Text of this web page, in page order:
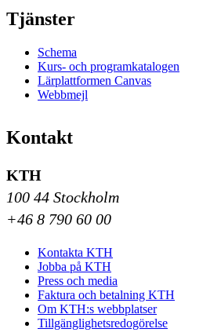
Tjänster
Schema
Kurs- och programkatalogen
Lärplattformen Canvas
Webbmejl
Kontakt
KTH
100 44 Stockholm
+46 8 790 60 00
Kontakta KTH
Jobba på KTH
Press och media
Faktura och betalning KTH
Om KTH:s webbplatser
Tillgänglighetsredogörelse